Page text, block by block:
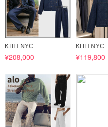
KITH NYC
¥208,000
KITH NYC
¥119,800